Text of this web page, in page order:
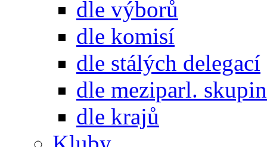
dle výborů
dle komisí
dle stálých delegací
dle meziparl. skupin
dle krajů